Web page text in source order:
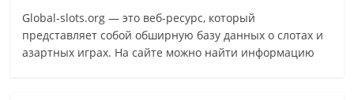
Global-slots.org — это веб-ресурс, который
представляет собой обширную базу данных о слотах и
азартных играх. На сайте можно найти информацию